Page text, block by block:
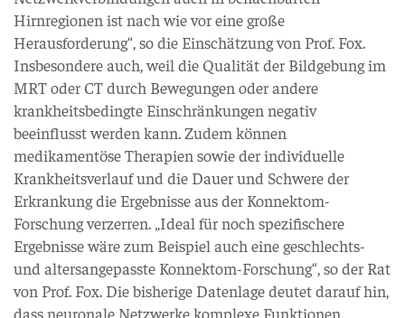
Hirnregionen ist nach wie vor eine große
Herausforderung“, so die Einschätzung von Prof. Fox.
Insbesondere auch, weil die Qualität der Bildgebung im
MRT oder CT durch Bewegungen oder andere
krankheitsbedingte Einschränkungen negativ
beeinflusst werden kann. Zudem können
medikamentöse Therapien sowie der individuelle
Krankheitsverlauf und die Dauer und Schwere der
Erkrankung die Ergebnisse aus der Konnektom-
Forschung verzerren. „Ideal für noch spezifischere
Ergebnisse wäre zum Beispiel auch eine geschlechts-
und altersangepasste Konnektom-Forschung“, so der Rat
von Prof. Fox. Die bisherige Datenlage deutet darauf hin,
dass neuronale Netzwerke komplexe Funktionen